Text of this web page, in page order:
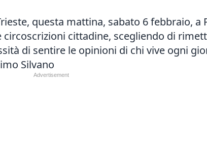
questa mattina, sabato 6 febbraio, a
cittadine, scegliendo di
di sentire le opinioni di chi vive ogni
Silvano